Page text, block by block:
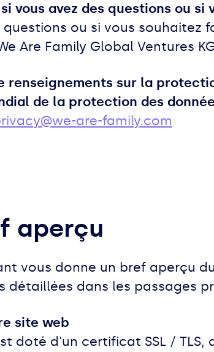
vous avez des questions ou
questions ou si vous
Are Family Global Ventures
renseignements sur la
de la protection des
are-family.com
aperçu
vous donne un bref aperçu
détaillées dans les passages
site web
doté d'un certificat SSL /